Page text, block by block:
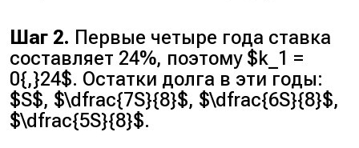
Шаг 2. Первые четыре года ставка
составляет 24%, поэтому $k_1 =
0{,}24$. Остатки долга в эти годы:
$S$, $\dfrac{7S}{8}$, $\dfrac{6S}{8}$,
$\dfrac{5S}{8}$.